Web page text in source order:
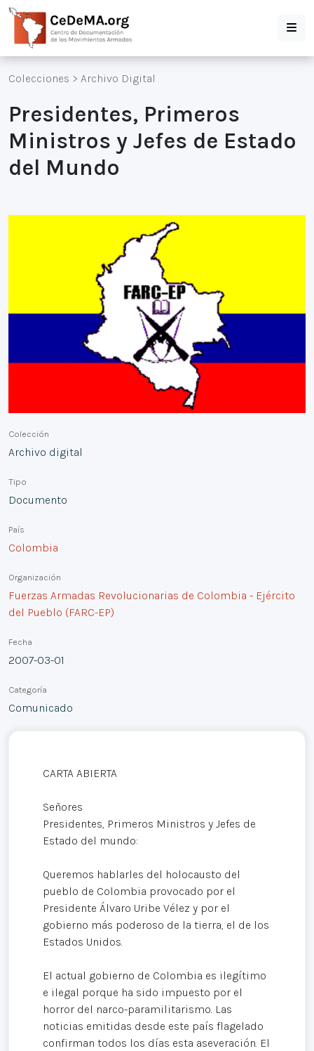
Colecciones > Archivo Digital
Presidentes, Primeros
Ministros y Jefes de Estado
del Mundo
Colección
Archivo digital
Tipo
Documento
País
Colombia
Organización
Fuerzas Armadas Revolucionarias de Colombia - Ejército
del Pueblo (FARC-EP)
Fecha
2007-03-01
Categoría
Comunicado
CARTA ABIERTA
Señores
Presidentes, Primeros Ministros y Jefes de
Estado del mundo:
Queremos hablarles del holocausto del
pueblo de Colombia provocado por el
Presidente Álvaro Uribe Vélez y por el
gobierno más poderoso de la tierra, el de los
Estados Unidos.
El actual gobierno de Colombia es ilegítimo
e ilegal porque ha sido impuesto por el
horror del narco-paramilitarismo. Las
noticias emitidas desde este país flagelado
confirman todos los días esta aseveración. El